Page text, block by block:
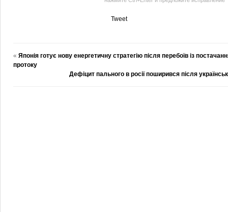
Tweet
« Японія готує нову енергетичну стратегію після перебоїв із
протоку
Дефіцит пального в росії поширився після